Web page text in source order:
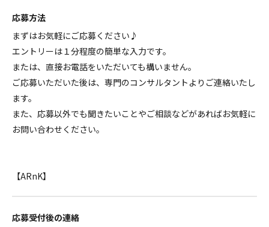
応募方法
まずはお気軽にご応募ください♪
エントリーは１分程度の簡単な入力です。
または、直接お電話をいただいても構いません。
ご応募いただいた後は、専門のコンサルタントよりご連絡いたし
ます。
また、応募以外でも聞きたいことやご相談などがあればお気軽に
お問い合わせください。
【ARnK】
応募受付後の連絡